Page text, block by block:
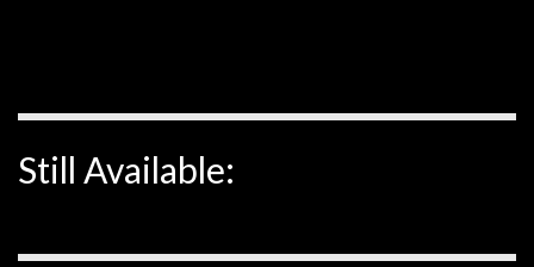
Still Available: